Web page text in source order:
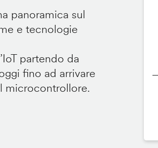
panoramica sul
e tecnologie
partendo da
fino ad arrivare
microcontrollore.